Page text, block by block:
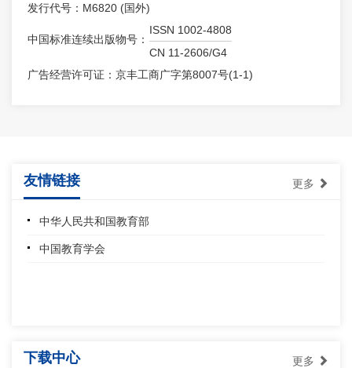
发行代号：M6820 (国外)
中国标准连续出版物号：
ISSN 1002-4808
CN 11-2606/G4
广告经营许可证：京丰工商广字第8007号(1-1)
友情链接 更多
中华人民共和国教育部
中国教育学会
下载中心 更多